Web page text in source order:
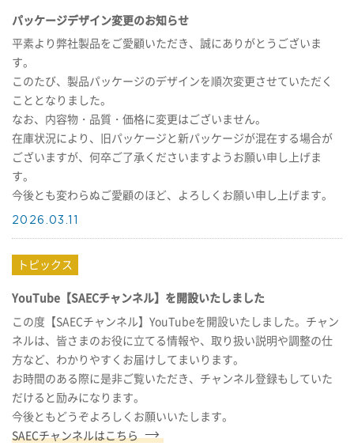
パッケージデザイン変更のお知らせ
平素より弊社製品をご愛顧いただき、誠にありがとうございま
す。
このたび、製品パッケージのデザインを順次変更させていただく
こととなりました。
なお、内容物・品質・価格に変更はございません。
在庫状況により、旧パッケージと新パッケージが混在する場合が
ございますが、何卒ご了承くださいますようお願い申し上げま
す。
今後とも変わらぬご愛顧のほど、よろしくお願い申し上げます。
2026.03.11
YouTube【SAECチャンネル】を開設いたしました
この度【SAECチャンネル】YouTubeを開設いたしました。チャン
ネルは、皆さまのお役に立てる情報や、取り扱い説明や調整の仕
方など、わかりやすくお届けしてまいります。
お時間のある際に是非ご覧いただき、チャンネル登録もしていた
だけると励みになります。
今後ともどうぞよろしくお願いいたします。
SAECチャンネルはこちら